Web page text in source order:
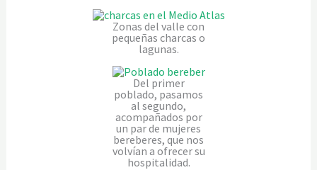
Zonas del valle con
pequeñas charcas o
lagunas.
Del primer
poblado, pasamos
al segundo,
acompañados por
un par de mujeres
bereberes, que nos
volvían a ofrecer su
hospitalidad.